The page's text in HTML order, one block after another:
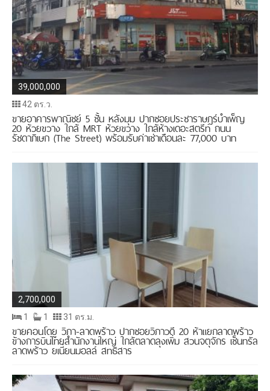
39,000,000
42 ตร.ว.
ขายอาคารพาณิชย์ 5 ชั้น หลังมุม ปากซอยประชาราษฎร์บำเพ็ญ
20 ห้วยขวาง ใกล้ MRT ห้วยขวาง ใกล้ห้างเดอะสตรีท ถนน
รัชดาภิเษก (The Street) พร้อมรับค่าเช่าเดือนละ 77,000 บาท
2,700,000
1
1 31 ตร.ม.
ขายคอนโดยู วิภา-ลาดพร้าว ปากซอยวิภาวดี 20 ห้าแยกลาดพร้าว
ข้างการบินไทยสำนักงานใหญ่ ใกล้ตลาดลุงเพิ่ม สวนจตุจักร เซ็นทรัล
ลาดพร้าว ยูเนี่ยนมอลล์ สุทธิสาร